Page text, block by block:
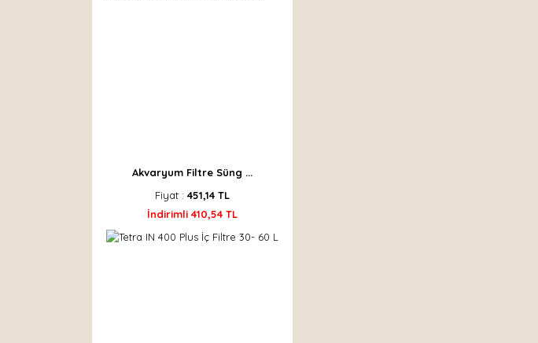
Akvaryum Filtre Süng ...
Fiyat : 451,14 TL
İndirimli 410,54 TL